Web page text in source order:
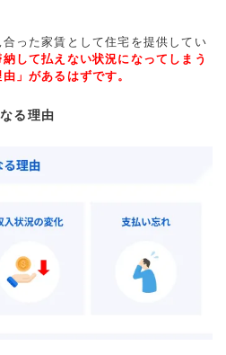
った家賃として住宅を提供してい
して払えない状況になってしまう
」があるはずです。
る理由